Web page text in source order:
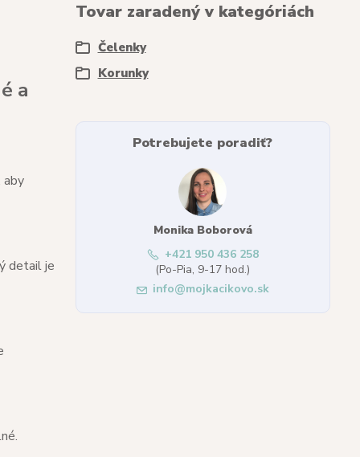
a
aby
detail je
Tovar zaradený v kategóriách
Čelenky
Korunky
Potrebujete poradiť?
Monika Boborová
+421 950 436 258
(Po-Pia, 9-17 hod.)
info@mojkacikovo.sk